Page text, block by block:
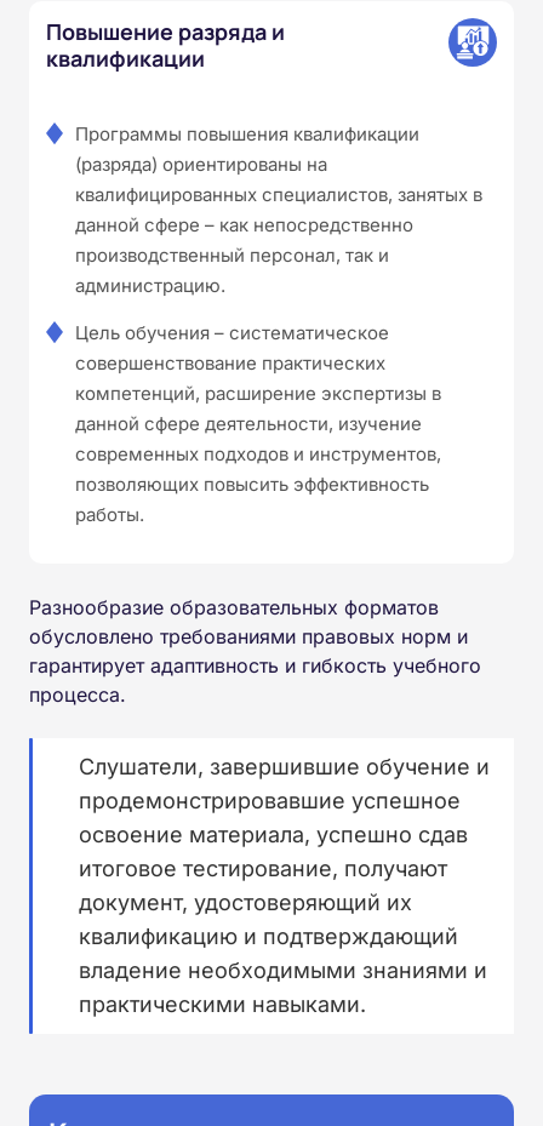
Повышение разряда и
квалификации
Программы повышения квалификации
(разряда) ориентированы на
квалифицированных специалистов, занятых в
данной сфере – как непосредственно
производственный персонал, так и
администрацию.
Цель обучения – систематическое
совершенствование практических
компетенций, расширение экспертизы в
данной сфере деятельности, изучение
современных подходов и инструментов,
позволяющих повысить эффективность
работы.
Разнообразие образовательных форматов
обусловлено требованиями правовых норм и
гарантирует адаптивность и гибкость учебного
процесса.
Слушатели, завершившие обучение и
продемонстрировавшие успешное
освоение материала, успешно сдав
итоговое тестирование, получают
документ, удостоверяющий их
квалификацию и подтверждающий
владение необходимыми знаниями и
практическими навыками.